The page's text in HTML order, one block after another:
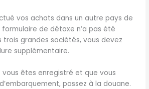
vos achats dans un autre pays de
formulaire de détaxe n’a pas été
trois grandes sociétés, vous devez
supplémentaire.
vous êtes enregistré et que vous
passez à la douane.